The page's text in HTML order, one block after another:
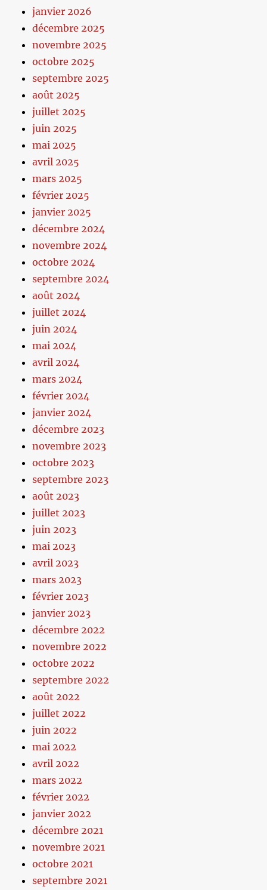
janvier 2026
décembre 2025
novembre 2025
octobre 2025
septembre 2025
août 2025
juillet 2025
juin 2025
mai 2025
avril 2025
mars 2025
février 2025
janvier 2025
décembre 2024
novembre 2024
octobre 2024
septembre 2024
août 2024
juillet 2024
juin 2024
mai 2024
avril 2024
mars 2024
février 2024
janvier 2024
décembre 2023
novembre 2023
octobre 2023
septembre 2023
août 2023
juillet 2023
juin 2023
mai 2023
avril 2023
mars 2023
février 2023
janvier 2023
décembre 2022
novembre 2022
octobre 2022
septembre 2022
août 2022
juillet 2022
juin 2022
mai 2022
avril 2022
mars 2022
février 2022
janvier 2022
décembre 2021
novembre 2021
octobre 2021
septembre 2021